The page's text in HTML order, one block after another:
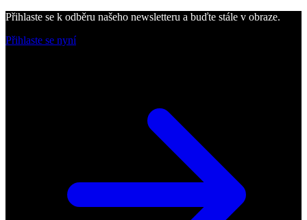
Přihlaste se k odběru našeho newsletteru a buďte stále v obraze.
Přihlaste se nyní